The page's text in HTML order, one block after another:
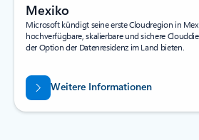
Mexiko
Microsoft kündigt seine erste Cloudregion in
hochverfügbare, skalierbare und sichere
der Option der Datenresidenz im Land bieten.
Weitere Informationen